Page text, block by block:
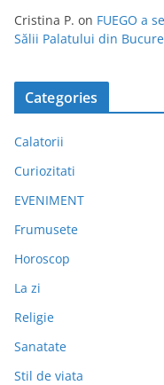
Cristina P. on FUEGO a
Sălii Palatului din
Categories
Calatorii
Curiozitati
EVENIMENT
Frumusete
Horoscop
La zi
Religie
Sanatate
Stil de viata